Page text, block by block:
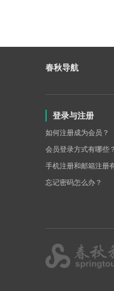
春秋导航
登录与注册
如何注册成为会员？
会员登录方式有哪些？
手机注册和邮箱注册
忘记密码怎么办？